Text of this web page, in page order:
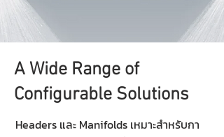
A Wide Range of
Configurable Solutions
Headers และ Manifolds เหมาะสำหรับกา